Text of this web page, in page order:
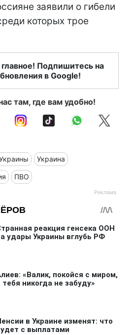
заявили о гибели
которых трое
Подпишитесь на
в Google!
там, где вам удобно!
Украина
ПВО